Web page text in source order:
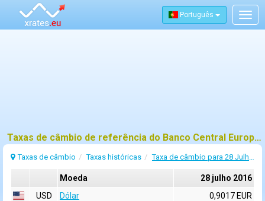
Português
Taxas de câmbio de referência do Banco Central Europeu (BCE) para 28 julho 2016
Taxas de câmbio Taxas históricas Taxa de câmbio para 28 Julho 2016
Moeda
28 julho 2016
USD
Dólar
0,9017 EUR